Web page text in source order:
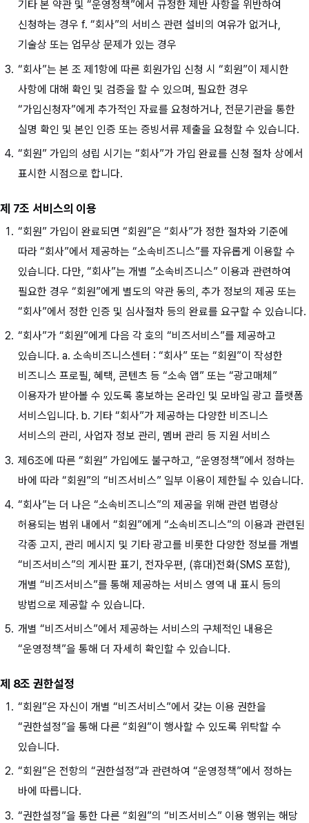
기타 본 약관 및 “운영정책”에서 규정한 제반 사항을 위반하여
신청하는 경우 f. “회사”의 서비스 관련 설비의 여유가 없거나,
기술상 또는 업무상 문제가 있는 경우
“회사”는 본 조 제1항에 따른 회원가입 신청 시 “회원”이 제시한
사항에 대해 확인 및 검증을 할 수 있으며, 필요한 경우
“가입신청자”에게 추가적인 자료를 요청하거나, 전문기관을 통한
실명 확인 및 본인 인증 또는 증빙서류 제출을 요청할 수 있습니다.
“회원” 가입의 성립 시기는 “회사”가 가입 완료를 신청 절차 상에서
표시한 시점으로 합니다.
제 7조 서비스의 이용
“회원” 가입이 완료되면 “회원”은 “회사”가 정한 절차와 기준에
따라 “회사”에서 제공하는 “소속비즈니스”를 자유롭게 이용할 수
있습니다. 다만, “회사”는 개별 ”소속비즈니스” 이용과 관련하여
필요한 경우 “회원”에게 별도의 약관 동의, 추가 정보의 제공 또는
“회사”에서 정한 인증 및 심사절차 등의 완료를 요구할 수 있습니다.
“회사”가 “회원”에게 다음 각 호의 “비즈서비스”를 제공하고
있습니다. a. 소속비즈니스센터 : “회사” 또는 “회원”이 작성한
비즈니스 프로필, 혜택, 콘텐츠 등 “소속 앱” 또는 “광고매체”
이용자가 받아볼 수 있도록 홍보하는 온라인 및 모바일 광고 플랫폼
서비스입니다. b. 기타 “회사”가 제공하는 다양한 비즈니스
서비스의 관리, 사업자 정보 관리, 멤버 관리 등 지원 서비스
제6조에 따른 “회원” 가입에도 불구하고, “운영정책”에서 정하는
바에 따라 “회원”의 “비즈서비스” 일부 이용이 제한될 수 있습니다.
“회사”는 더 나은 “소속비즈니스”의 제공을 위해 관련 법령상
허용되는 범위 내에서 “회원”에게 “소속비즈니스”의 이용과 관련된
각종 고지, 관리 메시지 및 기타 광고를 비롯한 다양한 정보를 개별
“비즈서비스”의 게시판 표기, 전자우편, (휴대)전화(SMS 포함),
개별 “비즈서비스”를 통해 제공하는 서비스 영역 내 표시 등의
방법으로 제공할 수 있습니다.
개별 “비즈서비스”에서 제공하는 서비스의 구체적인 내용은
“운영정책”을 통해 더 자세히 확인할 수 있습니다.
제 8조 권한설정
“회원”은 자신이 개별 “비즈서비스”에서 갖는 이용 권한을
“권한설정”을 통해 다른 “회원”이 행사할 수 있도록 위탁할 수
있습니다.
“회원”은 전항의 “권한설정”과 관련하여 “운영정책”에서 정하는
바에 따릅니다.
“권한설정”을 통한 다른 “회원”의 “비즈서비스” 이용 행위는 해당